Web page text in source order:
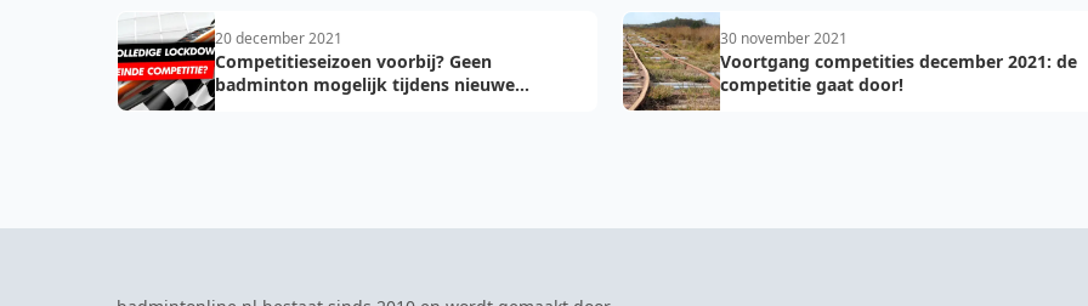
20 december 2021
Competitieseizoen voorbij? Geen
badminton mogelijk tijdens nieuwe
30 november 2021
Voortgang competities december 2021: de
competitie gaat door!